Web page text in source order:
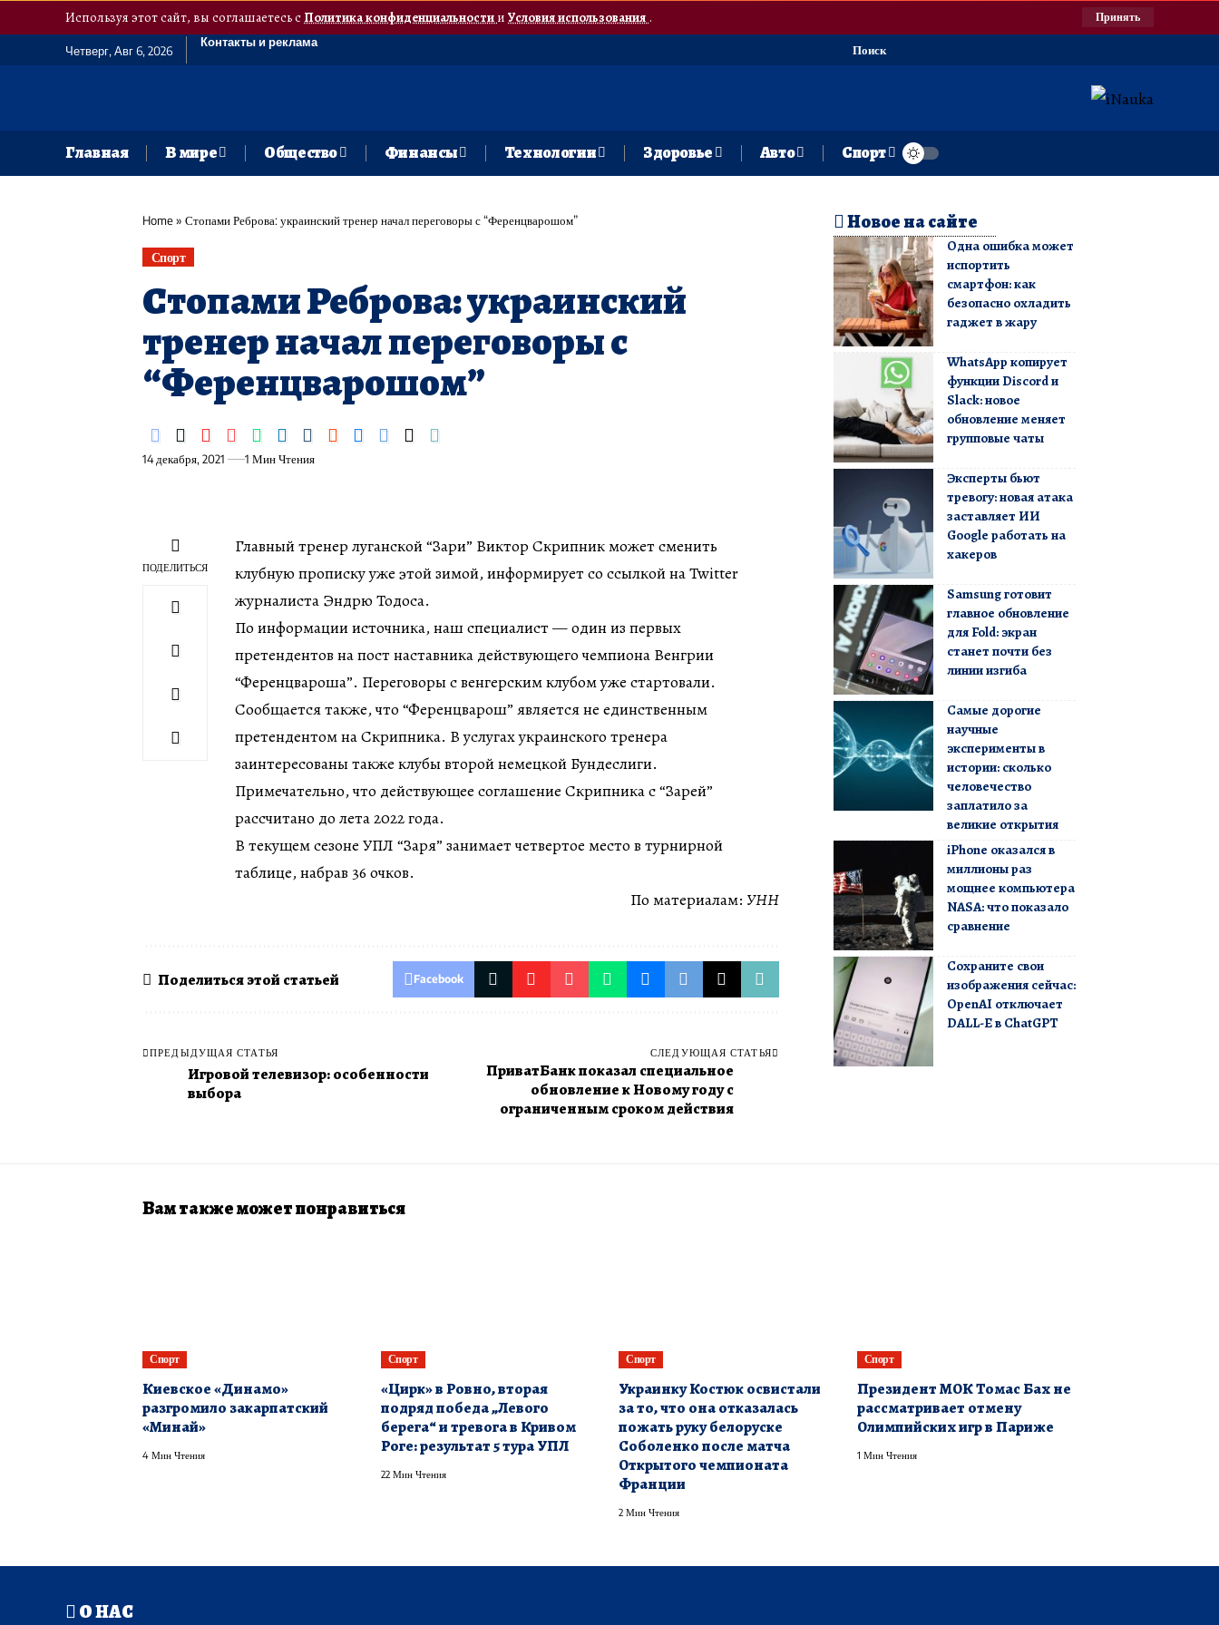
Используя этот сайт, вы соглашаетесь сПолитика конфиденциальностии Условия использования. Принять
Четверг, Авг 6, 2026
Контакты и реклама
Поиск
Главная В мире Общество Финансы Технологии Здоровье Авто Спорт
Home» Стопами Реброва: украинский тренер начал переговоры с “Ференцварошом”
Спорт
Стопами Реброва: украинский
тренер начал переговоры с
“Ференцварошом”
14 декабря, 2021 1 Мин Чтения
ПОДЕЛИТЬСЯ
Главный тренер луганской “Зари” Виктор Скрипник может сменить
клубную прописку уже этой зимой, информирует со ссылкой на Twitter
журналиста Эндрю Тодоса.
По информации источника, наш специалист — один из первых
претендентов на пост наставника действующего чемпиона Венгрии
“Ференцвароша”. Переговоры с венгерским клубом уже стартовали.
Сообщается также, что “Ференцварош” является не единственным
претендентом на Скрипника. В услугах украинского тренера
заинтересованы также клубы второй немецкой Бундеслиги.
Примечательно, что действующее соглашение Скрипника с “Зарей”
рассчитано до лета 2022 года.
В текущем сезоне УПЛ “Заря” занимает четвертое место в турнирной
таблице, набрав 36 очков.
По материалам: УНН
Поделиться этой статьей Facebook
ПРЕДЫДУЩАЯ СТАТЬЯ
Игровой телевизор: особенности
выбора
СЛЕДУЮЩАЯ СТАТЬЯ
ПриватБанк показал специальное
обновление к Новому году с
ограниченным сроком действия
Новое на сайте
Одна ошибка может
испортить
смартфон: как
безопасно охладить
гаджет в жару
WhatsApp копирует
функции Discord и
Slack: новое
обновление меняет
групповые чаты
Эксперты бьют
тревогу: новая атака
заставляет ИИ
Google работать на
хакеров
Samsung готовит
главное обновление
для Fold: экран
станет почти без
линии изгиба
Самые дорогие
научные
эксперименты в
истории: сколько
человечество
заплатило за
великие открытия
iPhone оказался в
миллионы раз
мощнее компьютера
NASA: что показало
сравнение
Сохраните свои
изображения сейчас:
OpenAI отключает
DALL-E в ChatGPT
Вам также может понравиться
Спорт
Киевское «Динамо»
разгромило закарпатский
«Минай»
4 Мин Чтения
Спорт
«Цирк» в Ровно, вторая
подряд победа „Левого
берега“ и тревога в Кривом
Роге: результат 5 тура УПЛ
22 Мин Чтения
Спорт
Украинку Костюк освистали
за то, что она отказалась
пожать руку белоруске
Соболенко после матча
Открытого чемпионата
Франции
2 Мин Чтения
Спорт
Президент МОК Томас Бах не
рассматривает отмену
Олимпийских игр в Париже
1 Мин Чтения
О НАС